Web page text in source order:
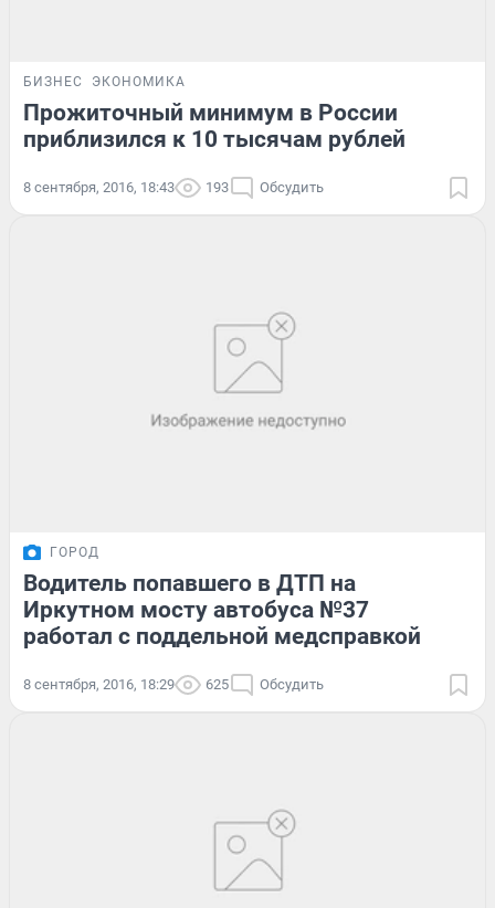
БИЗНЕС ЭКОНОМИКА
Прожиточный минимум в России
приблизился к 10 тысячам рублей
8 сентября, 2016, 18:43 193 Обсудить
ГОРОД
Водитель попавшего в ДТП на
Иркутном мосту автобуса №37
работал с поддельной медсправкой
8 сентября, 2016, 18:29 625 Обсудить